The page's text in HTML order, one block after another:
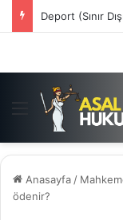
Deport (Sınır
Menü
Anasayfa /
ödenir?